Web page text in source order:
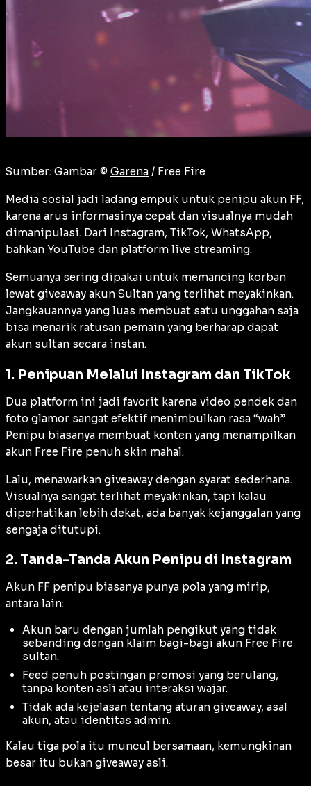
Sumber: Gambar © Garena / Free Fire
Media sosial jadi ladang empuk untuk penipu akun FF,
karena arus informasinya cepat dan visualnya mudah
dimanipulasi. Dari Instagram, TikTok, WhatsApp,
bahkan YouTube dan platform live streaming.
Semuanya sering dipakai untuk memancing korban
lewat giveaway akun Sultan yang terlihat meyakinkan.
Jangkauannya yang luas membuat satu unggahan saja
bisa menarik ratusan pemain yang berharap dapat
akun sultan secara instan.
1. Penipuan Melalui Instagram dan TikTok
Dua platform ini jadi favorit karena video pendek dan
foto glamor sangat efektif menimbulkan rasa “wah”.
Penipu biasanya membuat konten yang menampilkan
akun Free Fire penuh skin mahal.
Lalu, menawarkan giveaway dengan syarat sederhana.
Visualnya sangat terlihat meyakinkan, tapi kalau
diperhatikan lebih dekat, ada banyak kejanggalan yang
sengaja ditutupi.
2. Tanda-Tanda Akun Penipu di Instagram
Akun FF penipu biasanya punya pola yang mirip,
antara lain:
Akun baru dengan jumlah pengikut yang tidak
sebanding dengan klaim bagi-bagi akun Free Fire
sultan.
Feed penuh postingan promosi yang berulang,
tanpa konten asli atau interaksi wajar.
Tidak ada kejelasan tentang aturan giveaway, asal
akun, atau identitas admin.
Kalau tiga pola itu muncul bersamaan, kemungkinan
besar itu bukan giveaway asli.